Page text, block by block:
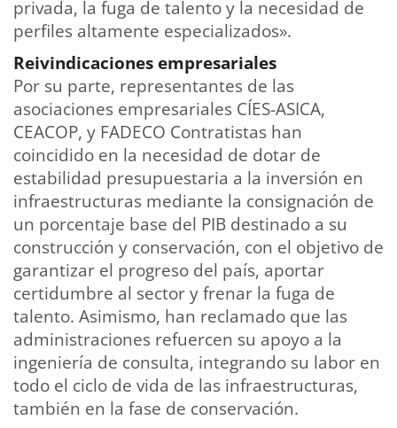
privada, la fuga de talento y la necesidad de
perfiles altamente especializados».
Reivindicaciones empresariales
Por su parte, representantes de las
asociaciones empresariales CÍES-ASICA,
CEACOP, y FADECO Contratistas han
coincidido en la necesidad de dotar de
estabilidad presupuestaria a la inversión en
infraestructuras mediante la consignación de
un porcentaje base del PIB destinado a su
construcción y conservación, con el objetivo de
garantizar el progreso del país, aportar
certidumbre al sector y frenar la fuga de
talento. Asimismo, han reclamado que las
administraciones refuercen su apoyo a la
ingeniería de consulta, integrando su labor en
todo el ciclo de vida de las infraestructuras,
también en la fase de conservación.